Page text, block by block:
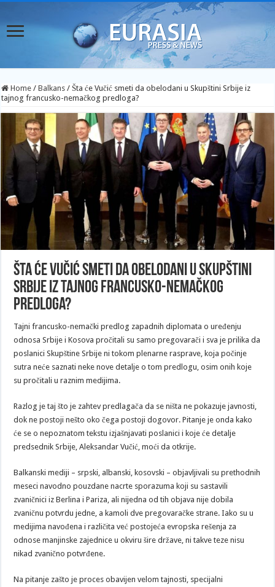
Home / Balkans / Šta će Vučić smeti da obelodani u Skupštini Srbije iz
tajnog francusko-nemačkog predloga?
Šta će Vučić smeti da obelodani u Skupštini
Srbije iz tajnog francusko-nemačkog
predloga?
Tajni francusko-nemački predlog zapadnih diplomata o uređenju
odnosa Srbije i Kosova pročitali su samo pregovarači i sva je prilika da
poslanici Skupštine Srbije ni tokom plenarne rasprave, koja počinje
sutra neće saznati neke nove detalje o tom predlogu, osim onih koje
su pročitali u raznim medijima.
Razlog je taj što je zahtev predlagača da se ništa ne pokazuje javnosti,
dok ne postoji nešto oko čega postoji dogovor. Pitanje je onda kako
će se o nepoznatom tekstu izjašnjavati poslanici i koje će detalje
predsednik Srbije, Aleksandar Vučić, moći da otkrije.
Balkanski mediji – srpski, albanski, kosovski – objavljivali su prethodnih
meseci navodno pouzdane nacrte sporazuma koji su sastavili
zvaničnici iz Berlina i Pariza, ali nijedna od tih objava nije dobila
zvaničnu potvrdu jedne, a kamoli dve pregovaračke strane. Iako su u
medijima navođena i različita već postojeća evropska rešenja za
odnose manjinske zajednice u okviru šire države, ni takve teze nisu
nikad zvanično potvrđene.
Na pitanje zašto je proces obavijen velom tajnosti, specijalni